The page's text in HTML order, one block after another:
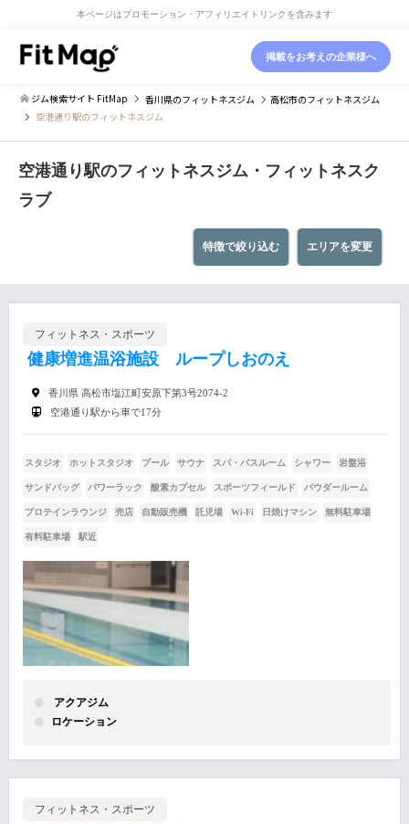
本ページはプロモーション・アフィリエイトリンクを含みます
掲載をお考えの企業様へ
ジム検索サイト FitMap 香川県のフィットネスジム 高松市のフィットネスジム
空港通り駅のフィットネスジム
空港通り駅のフィットネスジム・フィットネスク
ラブ
エリアを変更
特徴で絞り込む
フィットネス・スポーツ
健康増進温浴施設 ループしおのえ
香川県 高松市塩江町安原下第3号2074-2
空港通り駅から車で17分
スタジオ ホットスタジオ プール サウナ スパ・バスルーム シャワー 岩盤浴
サンドバッグ パワーラック 酸素カプセル スポーツフィールド パウダールーム
プロテインラウンジ 売店 自動販売機 託児場 Wi-Fi 日焼けマシン 無料駐車場
有料駐車場 駅近
アクアジム
ロケーション
フィットネス・スポーツ